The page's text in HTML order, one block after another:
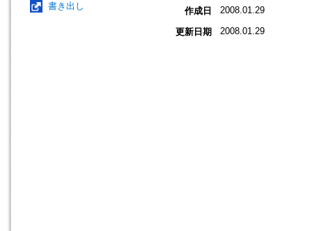
書き出し 作成日 2008.01.29
更新日期 2008.01.29